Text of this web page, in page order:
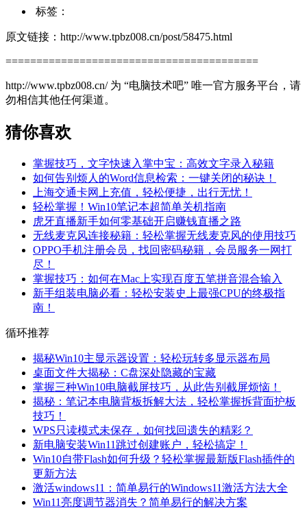
标签：
原文链接：http://www.tpbz008.cn/post/58475.html
=========================================
http://www.tpbz008.cn/ 为 “电脑技术吧” 唯一官方服务平台，请
勿相信其他任何渠道。
猜你喜欢
掌握技巧，文字快速入掌中宝：高效文字录入秘籍
如何告别烦人的Word信息检索：一键关闭的秘诀！
上海交通卡网上充值，轻松便捷，出行无忧！
轻松掌握！Win10笔记本超简单关机指南
虎牙直播新手如何零基础开启赚钱直播之路
无线麦克风连接秘籍：轻松掌握无线麦克风的使用技巧
OPPO手机注册会员，找回密码秘籍，会员服务一网打
尽！
掌握技巧：如何在Mac上实现百度五笔拼音混合输入
新手组装电脑必看：轻松安装史上最强CPU的终极指
南！
循环推荐
揭秘Win10主显示器设置：轻松玩转多显示器布局
桌面文件大揭秘：C盘深处隐藏的宝藏
掌握三种Win10电脑截屏技巧，从此告别截屏烦恼！
揭秘：笔记本电脑背板拆解大法，轻松掌握拆背面护板
技巧！
WPS只读模式未保存，如何找回遗失的精彩？
新电脑安装Win11跳过创建账户，轻松搞定！
Win10自带Flash如何升级？轻松掌握最新版Flash插件的
更新方法
激活windows11：简单易行的Windows11激活方法大全
Win11亮度调节器消失？简单易行的解决方案